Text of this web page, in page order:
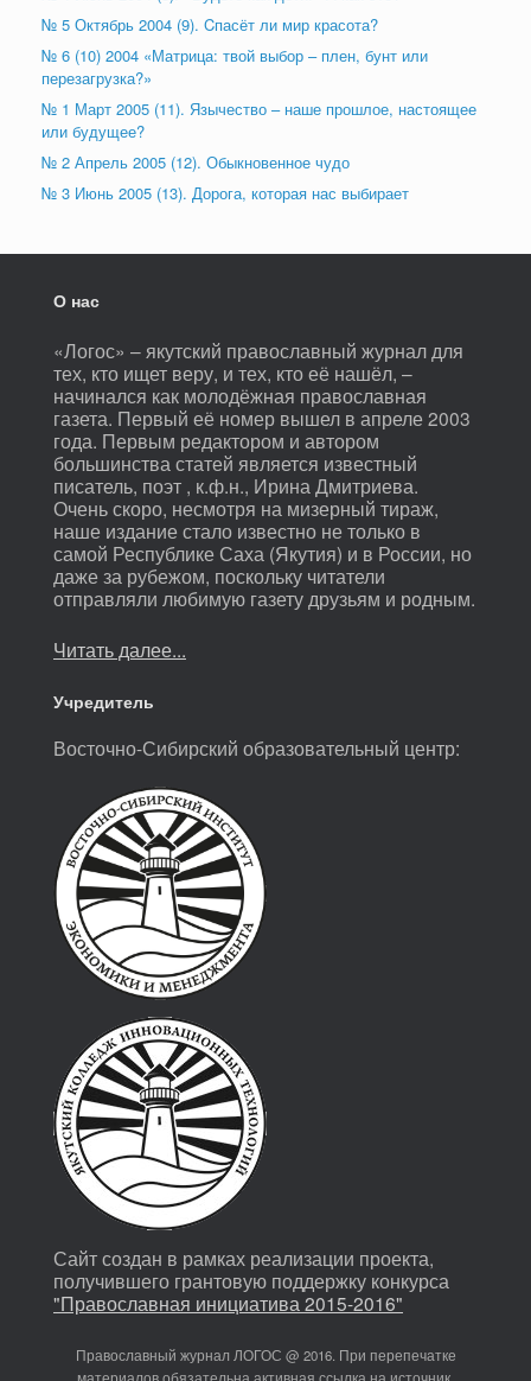
№ 5 Октябрь 2004 (9). Cпасёт ли мир красота?
№ 6 (10) 2004 «Матрица: твой выбор – плен, бунт или
перезагрузка?»
№ 1 Март 2005 (11). Язычество – наше прошлое, настоящее
или будущее?
№ 2 Апрель 2005 (12). Обыкновенное чудо
№ 3 Июнь 2005 (13). Дорога, которая нас выбирает
О нас
«Логос» – якутский православный журнал для
тех, кто ищет веру, и тех, кто её нашёл, –
начинался как молодёжная православная
газета. Первый её номер вышел в апреле 2003
года. Первым редактором и автором
большинства статей является известный
писатель, поэт , к.ф.н., Ирина Дмитриева.
Очень скоро, несмотря на мизерный тираж,
наше издание стало известно не только в
самой Республике Саха (Якутия) и в России, но
даже за рубежом, поскольку читатели
отправляли любимую газету друзьям и родным.
Читать далее...
Учредитель
Восточно-Сибирский образовательный центр:
Сайт создан в рамках реализации проекта,
получившего грантовую поддержку конкурса
"Православная инициатива 2015-2016"
Православный журнал ЛОГОС @ 2016. При перепечатке